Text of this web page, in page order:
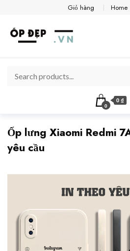
Giỏ hàng Home
0
0 ₫
Ốp lưng Xiaomi Redmi
yêu cầu